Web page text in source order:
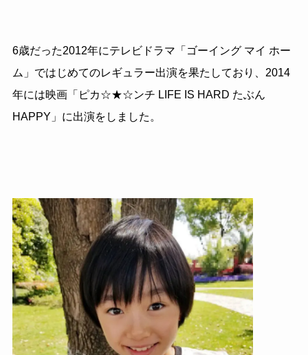
6歳だった2012年にテレビドラマ「ゴーイング マイ ホー
ム」ではじめてのレギュラー出演を果たしており、2014
年には映画「ピカ☆★☆ンチ LIFE IS HARD たぶん
HAPPY」に出演をしました。